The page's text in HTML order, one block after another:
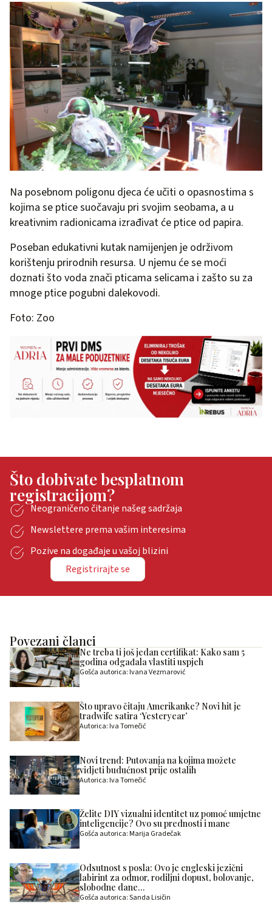
Na posebnom poligonu djeca će učiti o opasnostima s
kojima se ptice suočavaju pri svojim seobama, a u
kreativnim radionicama izrađivat će ptice od papira.
Poseban edukativni kutak namijenjen je održivom
korištenju prirodnih resursa. U njemu će se moći
doznati što voda znači pticama selicama i zašto su za
mnoge ptice pogubni dalekovodi.
Foto: Zoo
Što dobivate besplatnom
registracijom?
Neograničeno čitanje našeg sadržaja
Newslettere prema vašim interesima
Pozive na događaje u vašoj blizini
Registrirajte se
Povezani članci
Ne treba ti još jedan certifikat: Kako sam 5
godina odgađala vlastiti uspjeh
Gošća autorica: Ivana Vezmarović
Što upravo čitaju Amerikanke? Novi hit je
tradwife satira ‘Yesteryear’
Autorica: Iva Tomečić
Novi trend: Putovanja na kojima možete
vidjeti budućnost prije ostalih
Autorica: Iva Tomečić
Želite DIY vizualni identitet uz pomoć umjetne
inteligencije? Ovo su prednosti i mane
Gošća autorica: Marija Gradečak
Odsutnost s posla: Ovo je engleski jezični
labirint za odmor, rodiljni dopust, bolovanje,
slobodne dane…
Gošća autorica: Sanda Lisičin